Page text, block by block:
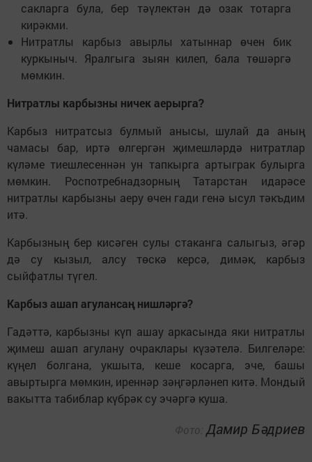
сакларга була, бер тәүлектән дә озак тотарга
кирәкми.
Нитратлы карбыз авырлы хатыннар өчен бик
куркыныч. Яралгыга зыян килеп, бала төшәргә
мөмкин.
Нитратлы карбызны ничек аерырга?
Карбыз нитратсыз булмый анысы, шулай да аның
чамасы бар, иртә өлгергән җимешләрдә нитратлар
күләме тиешлесеннән ун тапкырга артыграк булырга
мөмкин. Роспотребнадзорның Татарстан идарәсе
нитратлы карбызны аеру өчен гади генә ысул тәкъдим
итә.
Карбызның бер кисәген сулы стаканга салыгыз, әгәр
дә су кызыл, алсу төскә керсә, димәк, карбыз
сыйфатлы түгел.
Карбыз ашап агулансаң нишләргә?
Гадәттә, карбызны күп ашау аркасында яки нитратлы
җимеш ашап агулану очраклары күзәтелә. Билгеләре:
күңел болгана, укшыта, кеше косарга, эче, башы
авыртырга мөмкин, иреннәр зәңгәрләнеп китә. Мондый
вакытта табиблар күбрәк су эчәргә куша.
Фото: Дамир Бәдриев